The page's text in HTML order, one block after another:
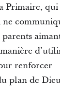
Primaire, qui
ne
renforcer
plan de